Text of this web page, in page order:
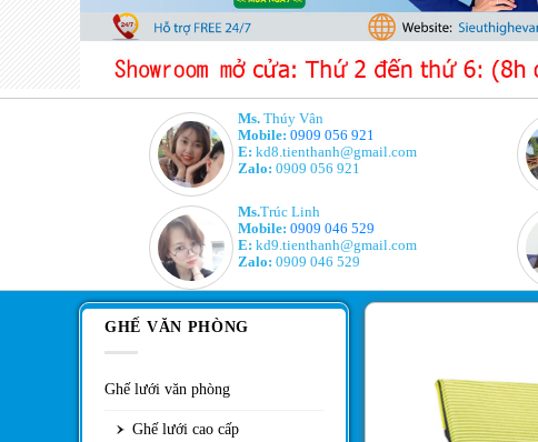
Ms. Thúy Vân
Mobile:0909 056 921
E: kd8.tienthanh@gmail.com
Zalo: 0909 056 921
Ms.Trúc Linh
Mobile:0909 046 529
E: kd9.tienthanh@gmail.com
Zalo: 0909 046 529
GHẾ VĂN PHÒNG
Ghế lưới văn phòng
Ghế lưới cao cấp